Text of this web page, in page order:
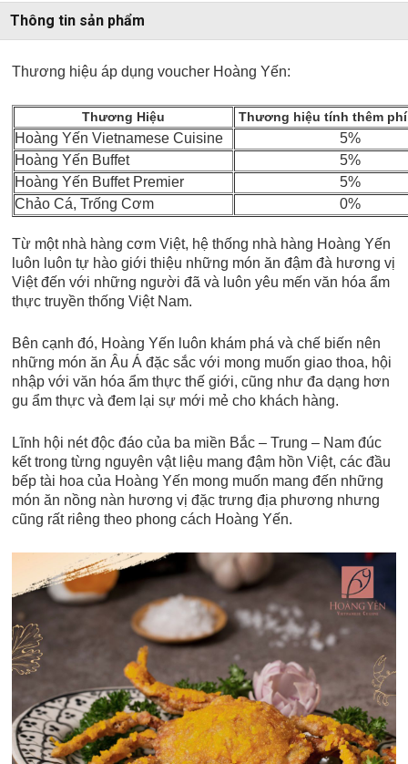
Thông tin sản phẩm
Thương hiệu áp dụng voucher Hoàng Yến:
Thương Hiệu Thương hiệu tính thêm
Hoàng Yến Vietnamese Cuisine
5%
Hoàng Yến Buffet
5%
Hoàng Yến Buffet Premier
5%
Chảo Cá, Trống Cơm
0%
Từ một nhà hàng cơm Việt, hệ thống nhà hàng Hoàng Yến
luôn luôn tự hào giới thiệu những món ăn đậm đà hương vị
Việt đến với những người đã và luôn yêu mến văn hóa ẩm
thực truyền thống Việt Nam.
Bên cạnh đó, Hoàng Yến luôn khám phá và chế biến nên
những món ăn Âu Á đặc sắc với mong muốn giao thoa, hội
nhập với văn hóa ẩm thực thế giới, cũng như đa dạng hơn
gu ẩm thực và đem lại sự mới mẻ cho khách hàng.
Lĩnh hội nét độc đáo của ba miền Bắc – Trung – Nam đúc
kết trong từng nguyên vật liệu mang đậm hồn Việt, các đầu
bếp tài hoa của Hoàng Yến mong muốn mang đến những
món ăn nồng nàn hương vị đặc trưng địa phương nhưng
cũng rất riêng theo phong cách Hoàng Yến.